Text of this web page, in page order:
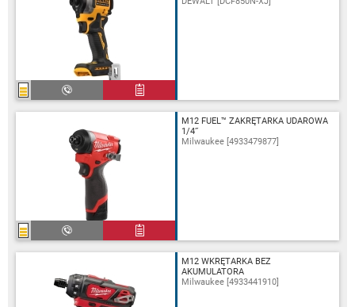
M12 FUEL™ ZAKRĘTARKA UDAROWA
1/4˝
Milwaukee [4933479877]
M12 WKRĘTARKA BEZ
AKUMULATORA
Milwaukee [4933441910]